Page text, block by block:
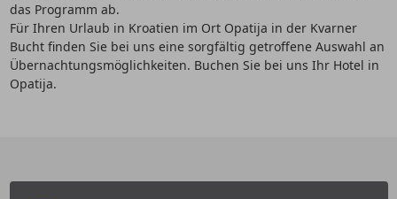
das Programm ab.
Für Ihren Urlaub in Kroatien im Ort Opatija in der Kvarner
Bucht finden Sie bei uns eine sorgfältig getroffene Auswahl an
Übernachtungsmöglichkeiten. Buchen Sie bei uns Ihr Hotel in
Opatija.